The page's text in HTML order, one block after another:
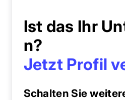
Ist das Ihr
n?
Jetzt Profil
Schalten Sie